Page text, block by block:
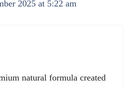
2025 at 5:22 am
natural formula created